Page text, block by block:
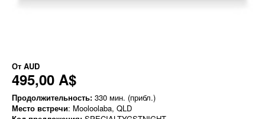
От AUD
495,00 A$
Продолжительность: 330 мин. (прибл.)
Место встречи: Mooloolaba, QLD